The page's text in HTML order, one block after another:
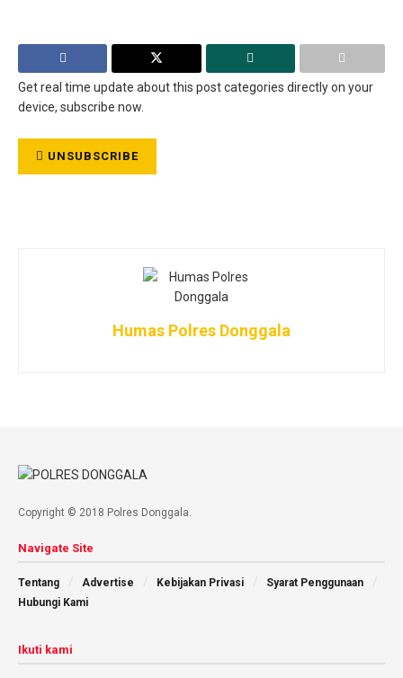
Get real time update about this post categories directly on your
device, subscribe now.
UNSUBSCRIBE
Humas Polres Donggala
Copyright © 2018 Polres Donggala.
Navigate Site
Tentang Advertise Kebijakan Privasi
Syarat Penggunaan
Hubungi Kami
Ikuti kami